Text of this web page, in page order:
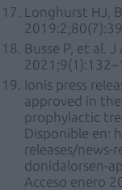
Longhurst HJ,
Busse P, et al.
Ionis press
approved in
prophylactic
Disponible en:
releases/news-
donidalorsen-
Acceso enero